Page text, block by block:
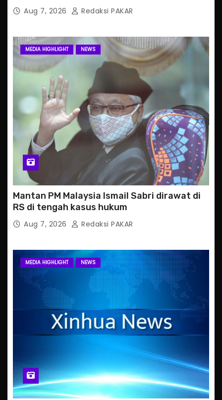
Aug 7, 2026 Redaksi PAKAR
MEDIA HIGHLIGHT NEWS
Mantan PM Malaysia Ismail Sabri dirawat di
RS di tengah kasus hukum
Aug 7, 2026 Redaksi PAKAR
MEDIA HIGHLIGHT NEWS